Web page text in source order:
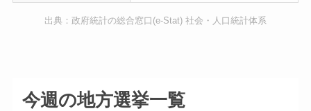
出典：政府統計の総合窓口(e-Stat) 社会・人口統計体系
今週の地方選挙一覧